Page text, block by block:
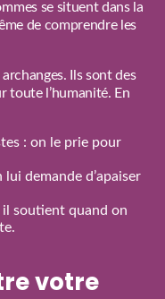
se situent dans la
de comprendre les
Ils sont des
toute l’humanité. En
: on le prie pour
demande d’apaiser
il soutient quand on
votre